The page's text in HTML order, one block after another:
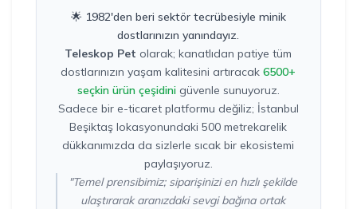
🌟 1982'den beri sektör tecrübesiyle minik
dostlarınızın yanındayız.
Teleskop Pet olarak; kanatlıdan patiye tüm
dostlarınızın yaşam kalitesini artıracak6500+
seçkin ürün çeşidinigüvenle sunuyoruz.
Sadece bir e-ticaret platformu değiliz; İstanbul
Beşiktaş lokasyonundaki 500 metrekarelik
dükkanımızda da sizlerle sıcak bir ekosistemi
paylaşıyoruz.
"Temel prensibimiz; siparişinizi en hızlı şekilde
ulaştırarak aranızdaki sevgi bağına ortak